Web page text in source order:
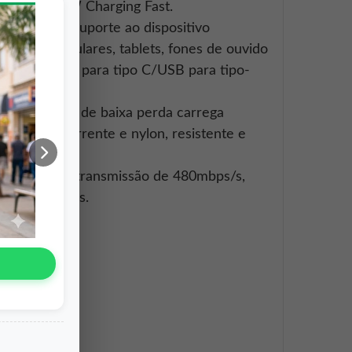
Falar no
65W Charging Fast.
vontade: Suporte ao dispositivo
celulares, tablets, fones de ouvido
tipo C para tipo C/USB para tipo-
enlatado de baixa perda carrega
de alta corrente e nylon, resistente e
de transmissão de 480mbps/s,